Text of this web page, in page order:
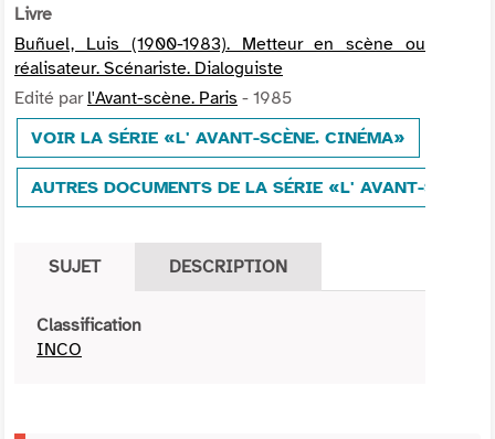
Livre
Buñuel, Luis (1900-1983). Metteur en scène ou
réalisateur. Scénariste. Dialoguiste
Edité par l'Avant-scène. Paris - 1985
VOIR LA SÉRIE «L' AVANT-SCÈNE. CINÉMA»
AUTRES DOCUMENTS DE LA SÉRIE «L' AVANT-SCÈNE.
SUJET DESCRIPTION
Classification
INCO